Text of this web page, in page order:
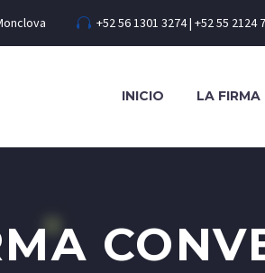
+52 56 1301 3274 | +52 55 2124
INICIO LA FIRMA